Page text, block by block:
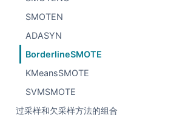
SMOTEN
ADASYN
BorderlineSMOTE
KMeansSMOTE
SVMSMOTE
过采样和欠采样方法的组合